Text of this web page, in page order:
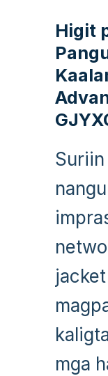
Higit
Suriin
mga